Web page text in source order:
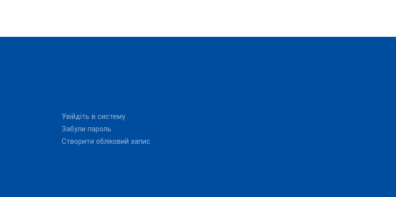
Увійдіть в систему
Забули пароль
Створити обліковий запис